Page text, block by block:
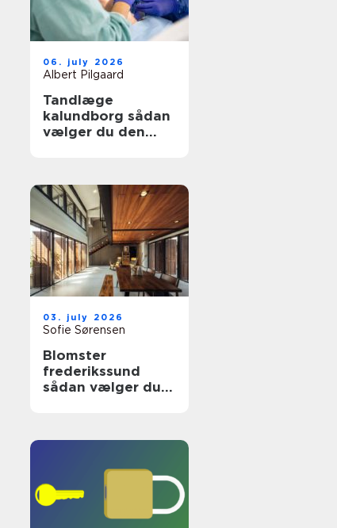
06. july 2026
Albert Pilgaard
Tandlæge
kalundborg sådan
vælger du den
03. july 2026
Sofie Sørensen
Blomster
frederikssund
sådan vælger du